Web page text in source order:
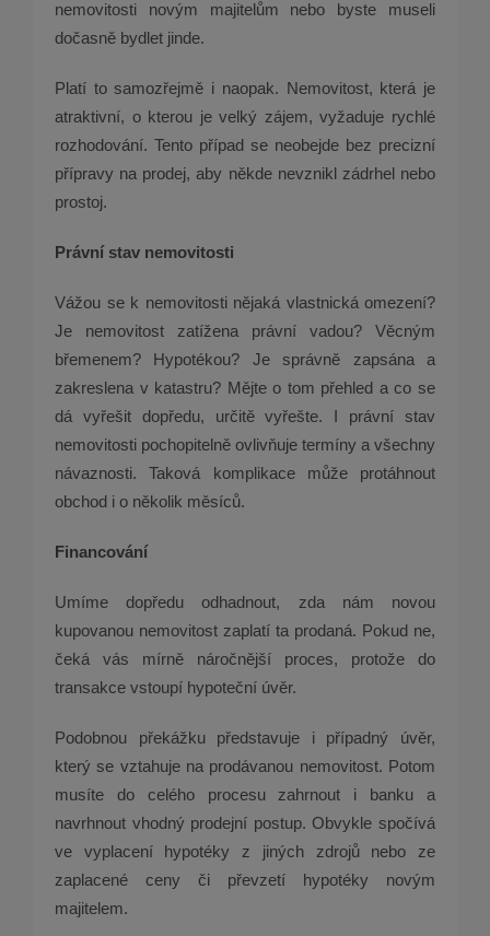
nemovitosti novým majitelům nebo byste museli
dočasně bydlet jinde.
Platí to samozřejmě i naopak. Nemovitost, která je
atraktivní, o kterou je velký zájem, vyžaduje rychlé
rozhodování. Tento případ se neobejde bez precizní
přípravy na prodej, aby někde nevznikl zádrhel nebo
prostoj.
Právní stav nemovitosti
Vážou se k nemovitosti nějaká vlastnická omezení?
Je nemovitost zatížena právní vadou? Věcným
břemenem? Hypotékou? Je správně zapsána a
zakreslena v katastru? Mějte o tom přehled a co se
dá vyřešit dopředu, určitě vyřešte. I právní stav
nemovitosti pochopitelně ovlivňuje termíny a všechny
návaznosti. Taková komplikace může protáhnout
obchod i o několik měsíců.
Financování
Umíme dopředu odhadnout, zda nám novou
kupovanou nemovitost zaplatí ta prodaná. Pokud ne,
čeká vás mírně náročnější proces, protože do
transakce vstoupí hypoteční úvěr.
Podobnou překážku představuje i případný úvěr,
který se vztahuje na prodávanou nemovitost. Potom
musíte do celého procesu zahrnout i banku a
navrhnout vhodný prodejní postup. Obvykle spočívá
ve vyplacení hypotéky z jiných zdrojů nebo ze
zaplacené ceny či převzetí hypotéky novým
majitelem.